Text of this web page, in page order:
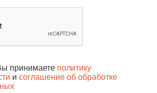
принимаете политику
и соглашение об обработке